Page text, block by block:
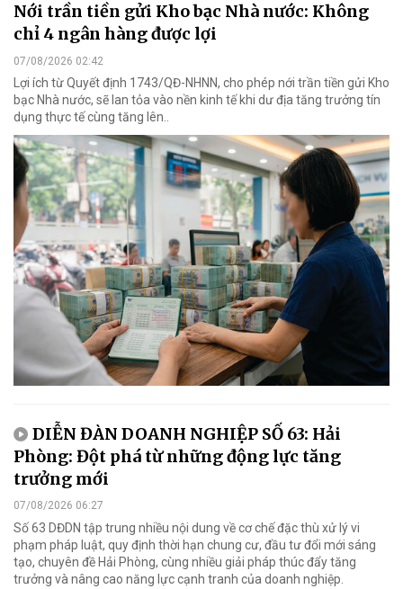
Nới trần tiền gửi Kho bạc Nhà nước: Không
chỉ 4 ngân hàng được lợi
07/08/2026 02:42
Lợi ích từ Quyết định 1743/QĐ-NHNN, cho phép nới trần tiền gửi Kho
bạc Nhà nước, sẽ lan tỏa vào nền kinh tế khi dư địa tăng trưởng tín
dụng thực tế cùng tăng lên..
DIỄN ĐÀN DOANH NGHIỆP SỐ 63: Hải
Phòng: Đột phá từ những động lực tăng
trưởng mới
07/08/2026 06:27
Số 63 DĐDN tập trung nhiều nội dung về cơ chế đặc thù xử lý vi
phạm pháp luật, quy định thời hạn chung cư, đầu tư đổi mới sáng
tạo, chuyên đề Hải Phòng, cùng nhiều giải pháp thúc đẩy tăng
trưởng và nâng cao năng lực cạnh tranh của doanh nghiệp.